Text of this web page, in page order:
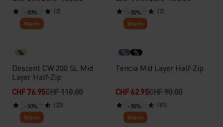
(2) (7)
-30%
Warm
%
Descent CW 200 SL Mid
Layer Half-Zip
CHF 76.95CHF 110.00
(23)
-30%
Warm
% %
Tencia Mid Layer Half-Zip
CHF 62.95CHF 90.00
(81)
-30%
Warm
-30%
Warm